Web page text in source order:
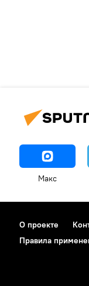
Макс
О проекте
Правила